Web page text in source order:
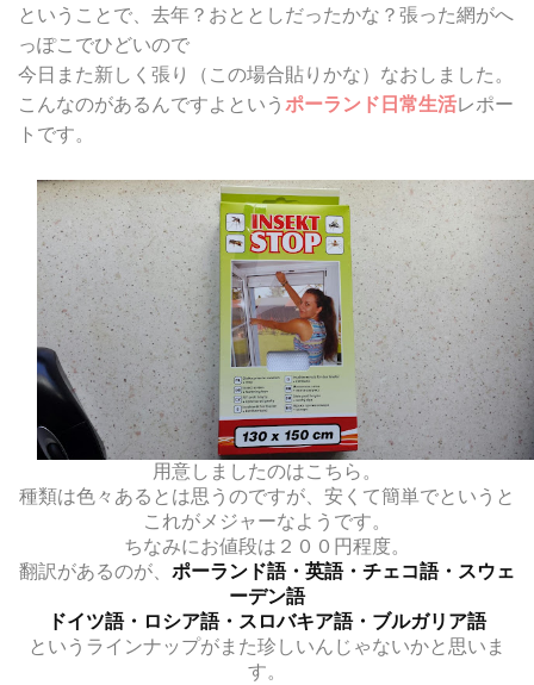
ということで、去年？おととしだったかな？張った網がへ
っぽこでひどいので
今日また新しく張り（この場合貼りかな）なおしました。
こんなのがあるんですよという ポーランド日常生活レポー
トです。
用意しましたのはこちら。
種類は色々あるとは思うのですが、安くて簡単でというと
これがメジャーなようです。
ちなみにお値段は２００円程度。
翻訳があるのが、 ポーランド語・英語・チェコ語・スウェ
ーデン語
ドイツ語・ロシア語・スロバキア語・ブルガリア語
というラインナップがまた珍しいんじゃないかと思いま
す。